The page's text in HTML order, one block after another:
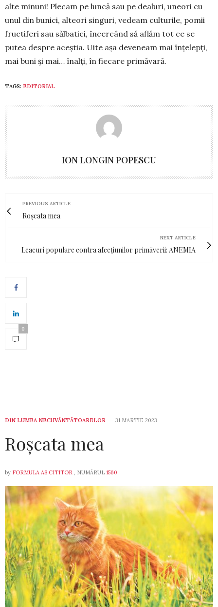
alte minuni! Plecam pe luncă sau pe dealuri, uneori cu
unul din bunici, alteori singuri, vedeam culturile, pomii
fructiferi sau sălbatici, încercând să aflăm tot ce se
putea despre aceștia. Uite așa deve­neam mai înțelepți,
mai buni și mai… înalți, în fie­care primăvară.
TAGS: EDITORIAL
ION LONGIN POPESCU
PREVIOUS ARTICLE
Roșcata mea
NEXT ARTICLE
Leacuri populare contra afecțiunilor primăverii: ANEMIA
0
DIN LUMEA NECUVÂNTĂTOARELOR 31 MARTIE 2023
Roșcata mea
by FORMULA AS CITITOR , NUMĂRUL 1560